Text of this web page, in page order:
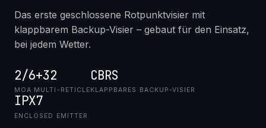
Das erste geschlossene Rotpunktvisier mit
klappbarem Backup-Visier – gebaut für den Einsatz,
bei jedem Wetter.
2/6+32
MOA MULTI-RETICLE
CBRS
KLAPPBARES BACKUP-VISIER
IPX7
ENCLOSED EMITTER